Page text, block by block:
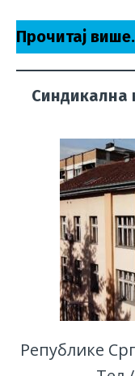
Прочитај
Синдикална
Републике